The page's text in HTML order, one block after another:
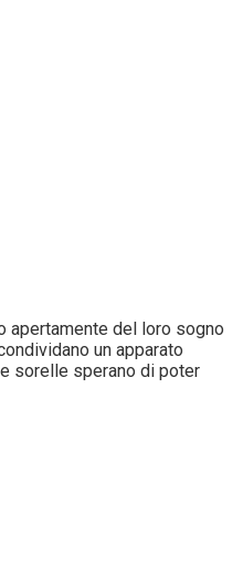
apertamente del loro sogno
un apparato
sorelle sperano di poter